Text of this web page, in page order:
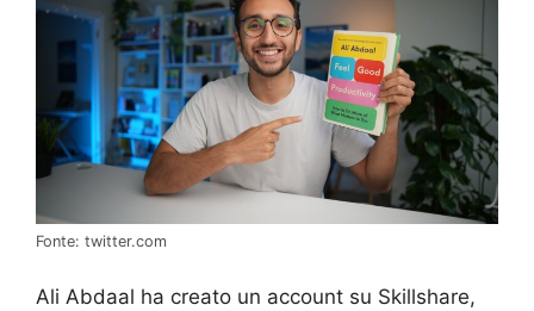
Fonte: twitter.com
Ali Abdaal ha creato un account su Skillshare,